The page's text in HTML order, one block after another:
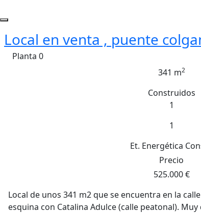
Local en venta , puente
Planta 0
341 m2
Construidos
1
1
Et. Energética
Precio
525.000 €
Local de unos 341 m2 que se encuentra en la
esquina con Catalina Adulce (calle peatonal).